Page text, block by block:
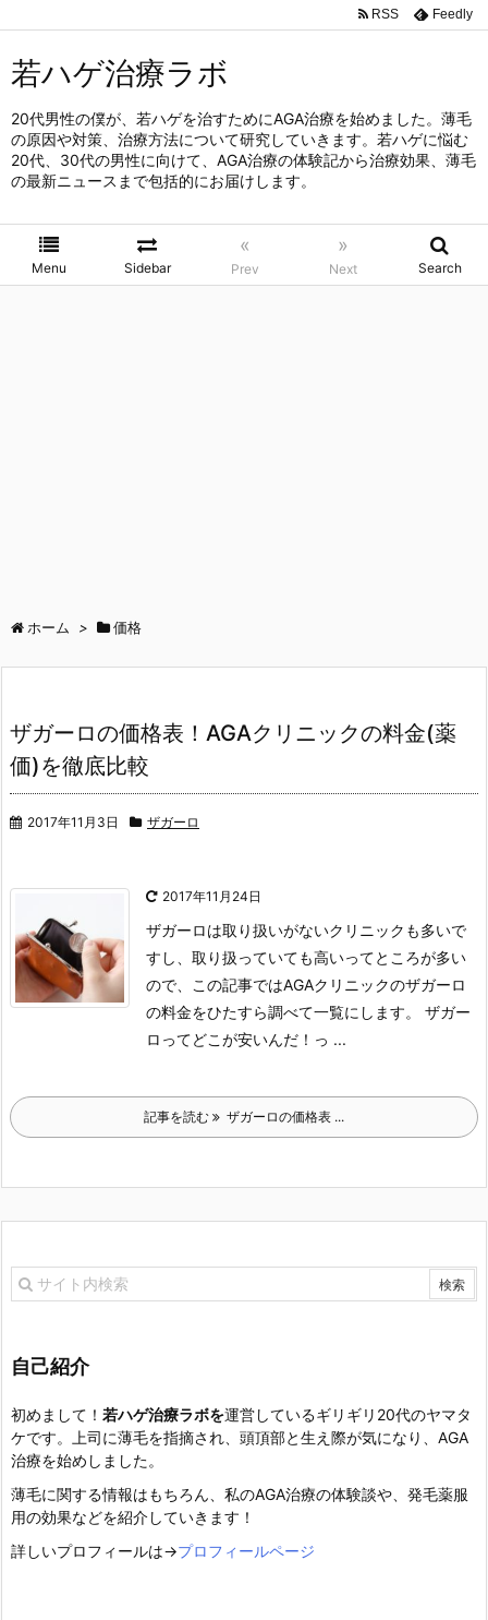
若ハゲ治療ラボ
20代男性の僕が、若ハゲを治すためにAGA治療を始めました。薄毛
の原因や対策、治療方法について研究していきます。若ハゲに悩む
20代、30代の男性に向けて、AGA治療の体験記から治療効果、薄毛
の最新ニュースまで包括的にお届けします。
Menu Sidebar
«
Prev
»
Next Search
RSS Feedly
ホーム > 価格
ザガーロの価格表！AGAクリニックの料金(薬
価)を徹底比較
2017年11月3日 ザガーロ
2017年11月24日
ザガーロは取り扱いがないクリニックも多いで
すし、取り扱っていても高いってところが多い
ので、この記事ではAGAクリニックのザガーロ
の料金をひたすら調べて一覧にします。
ザガー
ロってどこが安いんだ！っ ...
記事を読む ザガーロの価格表 ...
自己紹介
初めまして！ 若ハゲ治療ラボを運営しているギリギリ20代のヤマタ
ケです。上司に薄毛を指摘され、頭頂部と生え際が気になり、AGA
治療を始めしました。
薄毛に関する情報はもちろん、私のAGA治療の体験談や、発毛薬服
用の効果などを紹介していきます！
詳しいプロフィールは→プロフィールページ